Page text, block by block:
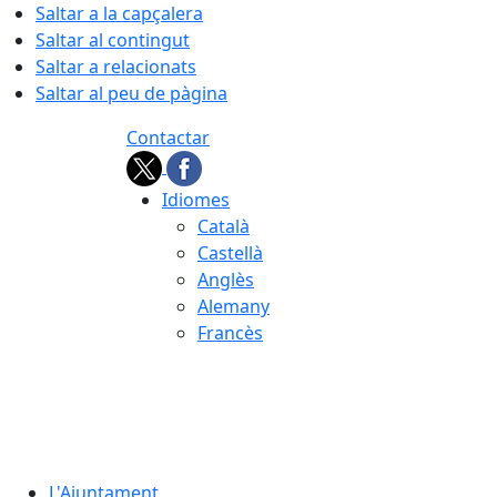
Saltar a la capçalera
Saltar al contingut
Saltar a relacionats
Saltar al peu de pàgina
Contactar
Idiomes
Català
Castellà
Anglès
Alemany
Francès